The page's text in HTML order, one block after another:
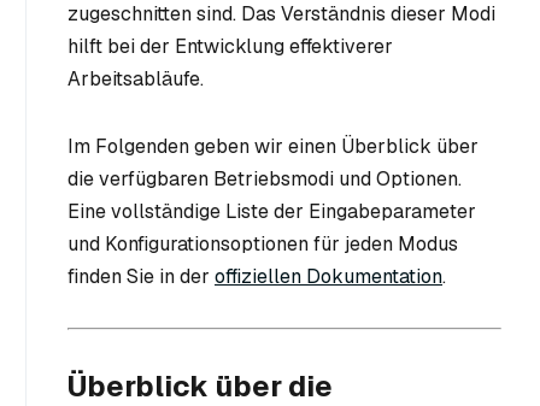
zugeschnitten sind. Das Verständnis dieser Modi
hilft bei der Entwicklung effektiverer
Arbeitsabläufe.
Im Folgenden geben wir einen Überblick über
die verfügbaren Betriebsmodi und Optionen.
Eine vollständige Liste der Eingabeparameter
und Konfigurationsoptionen für jeden Modus
finden Sie in der offiziellen Dokumentation.
Überblick über die